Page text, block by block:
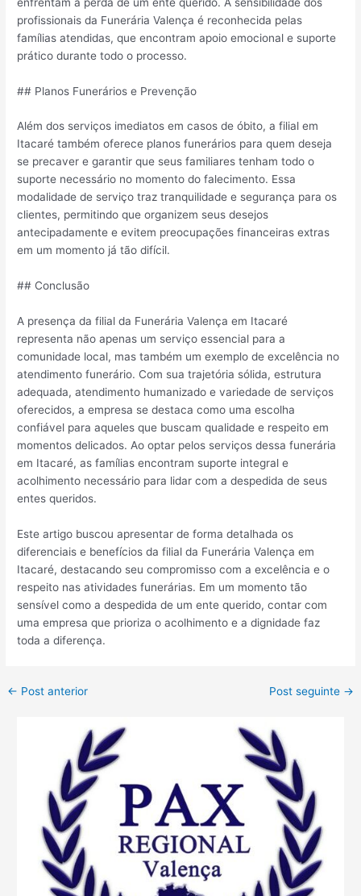
profissionais da Funerária Valença é reconhecida pelas
famílias atendidas, que encontram apoio emocional e suporte
prático durante todo o processo.
## Planos Funerários e Prevenção
Além dos serviços imediatos em casos de óbito, a filial em
Itacaré também oferece planos funerários para quem deseja
se precaver e garantir que seus familiares tenham todo o
suporte necessário no momento do falecimento. Essa
modalidade de serviço traz tranquilidade e segurança para os
clientes, permitindo que organizem seus desejos
antecipadamente e evitem preocupações financeiras extras
em um momento já tão difícil.
## Conclusão
A presença da filial da Funerária Valença em Itacaré
representa não apenas um serviço essencial para a
comunidade local, mas também um exemplo de excelência no
atendimento funerário. Com sua trajetória sólida, estrutura
adequada, atendimento humanizado e variedade de serviços
oferecidos, a empresa se destaca como uma escolha
confiável para aqueles que buscam qualidade e respeito em
momentos delicados. Ao optar pelos serviços dessa funerária
em Itacaré, as famílias encontram suporte integral e
acolhimento necessário para lidar com a despedida de seus
entes queridos.
Este artigo buscou apresentar de forma detalhada os
diferenciais e benefícios da filial da Funerária Valença em
Itacaré, destacando seu compromisso com a excelência e o
respeito nas atividades funerárias. Em um momento tão
sensível como a despedida de um ente querido, contar com
uma empresa que prioriza o acolhimento e a dignidade faz
toda a diferença.
← Post anterior Post seguinte →